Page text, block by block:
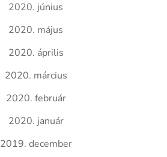
2020. június
2020. május
2020. április
2020. március
2020. február
2020. január
2019. december